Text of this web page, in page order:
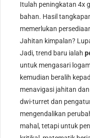
Itulah peningkatan 4x
bahan. Hasil
memerlukan
Jahitan kimpalan?
Jadi, trend baru ialah
untuk mengasari
kemudian beralih
menavigasi jahitan
dwi-turret dan
mengendalikan
mahal, tetapi untuk